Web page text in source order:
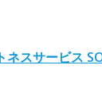
ネスサービス